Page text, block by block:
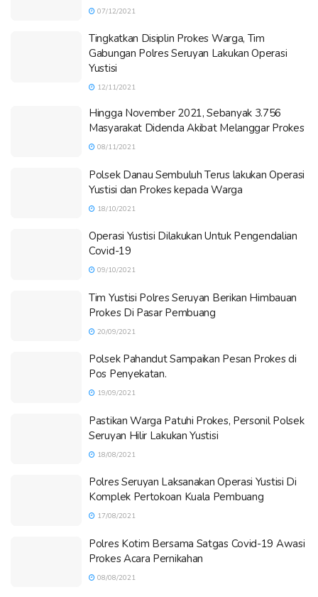
07/12/2021
Tingkatkan Disiplin Prokes Warga, Tim
Gabungan Polres Seruyan Lakukan Operasi
Yustisi
12/11/2021
Hingga November 2021, Sebanyak 3.756
Masyarakat Didenda Akibat Melanggar Prokes
08/11/2021
Polsek Danau Sembuluh Terus lakukan Operasi
Yustisi dan Prokes kepada Warga
18/10/2021
Operasi Yustisi Dilakukan Untuk Pengendalian
Covid-19
09/10/2021
Tim Yustisi Polres Seruyan Berikan Himbauan
Prokes Di Pasar Pembuang
20/09/2021
Polsek Pahandut Sampaikan Pesan Prokes di
Pos Penyekatan.
19/09/2021
Pastikan Warga Patuhi Prokes, Personil Polsek
Seruyan Hilir Lakukan Yustisi
18/08/2021
Polres Seruyan Laksanakan Operasi Yustisi Di
Komplek Pertokoan Kuala Pembuang
17/08/2021
Polres Kotim Bersama Satgas Covid-19 Awasi
Prokes Acara Pernikahan
08/08/2021